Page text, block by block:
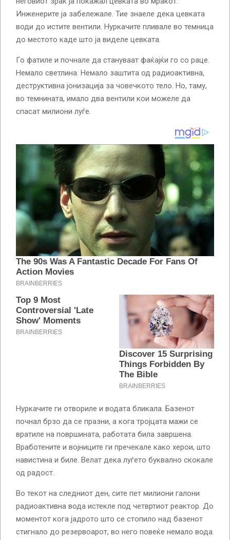
Инженерите ја забележале. Тие знаеле дека цевката
води до истите вентили. Нуркачите пливале во темница
до местото каде што ја виделе цевката.
Го фатиле и почнале да стануваат фаќајќи го со раце.
Немало светлина. Немало заштита од радиоактивна,
деструктивна јонизација за човечкото тело. Но, таму,
во темнината, имало два вентили кои можеле да
спасат милиони луѓе.
Нуркачите ги отвориле и водата бликала. Базенот
почнал брзо да се празни, а кога тројцата мажи се
вратиле на површината, работата била завршена.
Вработените и војниците ги пречекале како херои, што
навистина и биле. Велат дека луѓето буквално скокале
од радост.
Во текот на следниот ден, сите пет милиони галони
радиоактивна вода истекле под четвртиот реактор. До
моментот кога јадрото што се стопило над базенот
стигнало до резервоарот, во него повеќе немало вода.